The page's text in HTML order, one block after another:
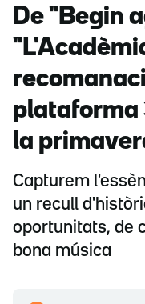
De "Begin
plataforma
la
Capturem
un recull
oportunitats, de
bona música